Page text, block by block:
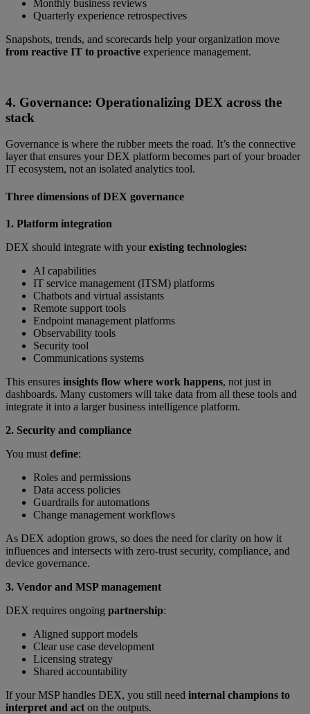
Monthly business reviews
Quarterly experience retrospectives
Snapshots, trends, and scorecards help your organization move
from reactive IT to proactive experience management.
4. Governance: Operationalizing DEX across the
stack
Governance is where the rubber meets the road. It’s the connective
layer that ensures your DEX platform becomes part of your broader
IT ecosystem, not an isolated analytics tool.
Three dimensions of DEX governance
1. Platform integration
DEX should integrate with yourexisting technologies:
AI capabilities
IT service management (ITSM) platforms
Chatbots and virtual assistants
Remote support tools
Endpoint management platforms
Observability tools
Security tool
Communications systems
This ensures insights flow where work happens, not just in
dashboards. Many customers will take data from all these tools and
integrate it into a larger business intelligence platform.
2. Security and compliance
You must define:
Roles and permissions
Data access policies
Guardrails for automations
Change management workflows
As DEX adoption grows, so does the need for clarity on how it
influences and intersects with zero-trust security, compliance, and
device governance.
3. Vendor and MSP management
DEX requires ongoing partnership:
Aligned support models
Clear use case development
Licensing strategy
Shared accountability
If your MSP handles DEX, you still need internal champions to
interpret and act on the outputs.